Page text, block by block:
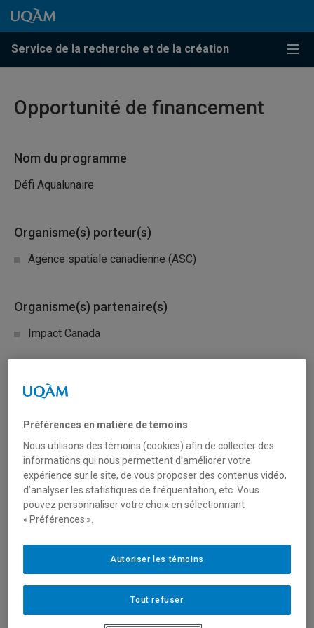
Passer au contenu
Accéder au menu principal
Accéder à la recherche
Passer au contenu
Accéder au menu principal
Service de la recherche et de la création
Menu
Opportunité de financement
Nom du programme
Défi Aqualunaire
Organisme(s) porteur(s)
Agence spatiale canadienne (ASC)
Organisme(s) partenaire(s)
Impact Canada
Type de financement
Prix
Secteur(s)
Sciences naturelles et mathématiques
Description du programme
Le défi Aqualunaire invite les innovateurs à créer des
technologies innovantes pour utiliser sur la Lune pour
Préférences en matière de témoins
Nous utilisons des témoins (cookies) afin de collecter des
informations qui nous permettent d’améliorer votre
expérience sur le site, de vous proposer des contenus vidéo,
d’analyser les statistiques de fréquentation, etc. Vous
pouvez personnaliser votre choix en sélectionnant
« Préférences ».
Tout refuser
Autoriser les témoins